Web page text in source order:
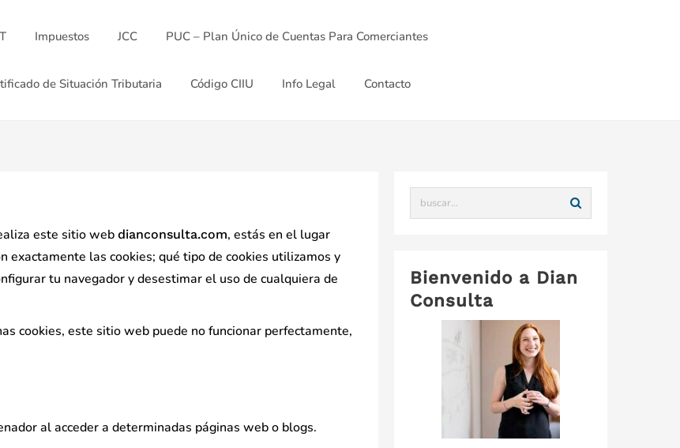
Impuestos JCC PUC – Plan Único de Cuentas Para Comerciantes
de Situación Tributaria Código CIIU Info Legal Contacto
este sitio web dianconsulta.com, estás en el lugar
exactamente las cookies; qué tipo de cookies utilizamos y
tu navegador y desestimar el uso de cualquiera de
cookies, este sitio web puede no funcionar perfectamente,
al acceder a determinadas páginas web o blogs.
Bienvenido a Dian
Consulta